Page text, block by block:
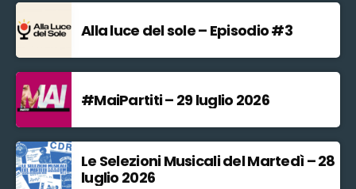
Alla luce del sole – Episodio #3
#MaiPartiti – 29 luglio 2026
Le Selezioni Musicali del Martedì – 28
luglio 2026